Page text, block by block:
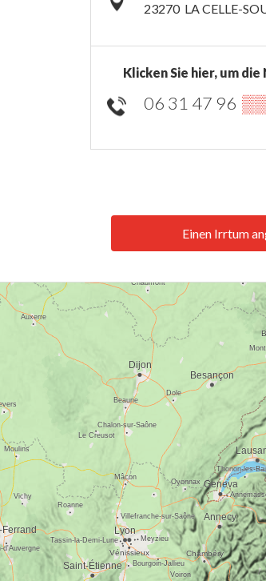
23270 LA CELLE-
Klicken Sie hier, um die
06 31 47 96
Einen Irrtum